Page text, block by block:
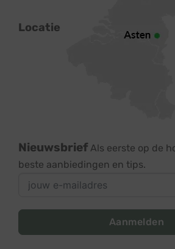
Locatie
Nieuwsbrief Als eerste op de
beste aanbiedingen en tips.
Aanmelden